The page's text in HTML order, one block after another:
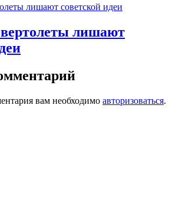
лишают
вам необходимо авторизоваться.